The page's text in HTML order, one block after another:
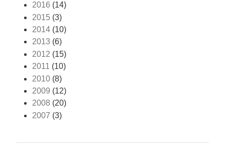
2016 (14)
2015 (3)
2014 (10)
2013 (6)
2012 (15)
2011 (10)
2010 (8)
2009 (12)
2008 (20)
2007 (3)